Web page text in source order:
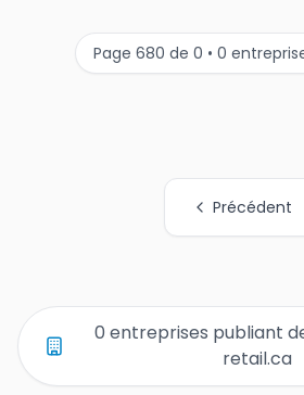
Page 680 de 0 • 0
Précédent
0 entreprises publiant
retail.ca